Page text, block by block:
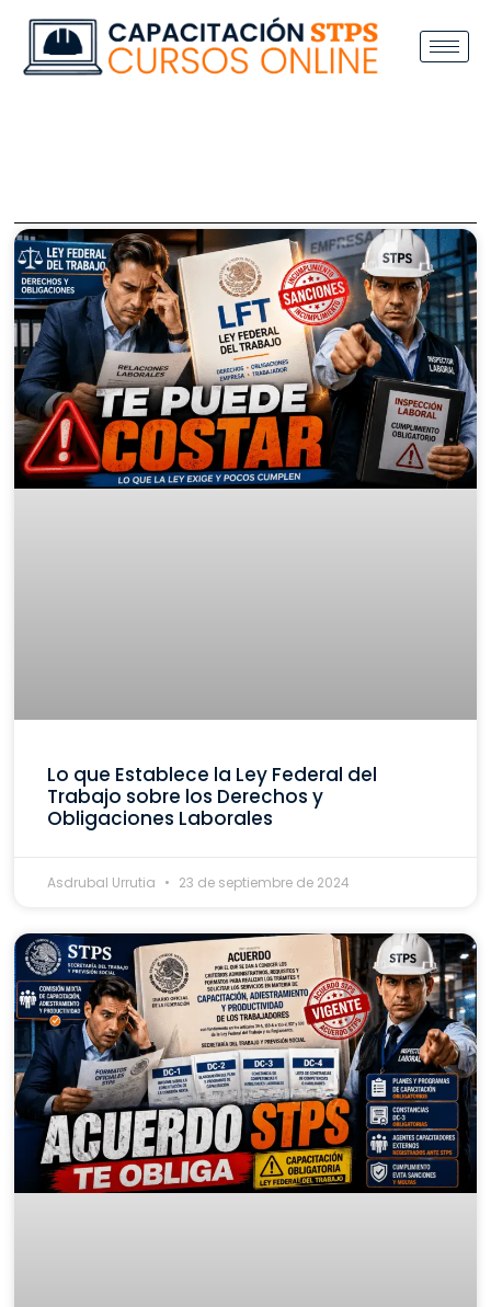
Lo que Establece la Ley Federal del
Trabajo sobre los Derechos y
Obligaciones Laborales
Asdrubal Urrutia 23 de septiembre de 2024